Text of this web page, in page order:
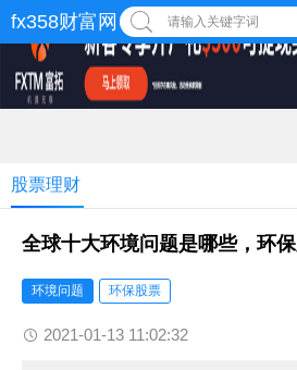
fx358财富网 请输入关键字词
股票理财
全球十大环境问题是哪些，环
环境问题 环保股票
2021-01-13 11:02:32